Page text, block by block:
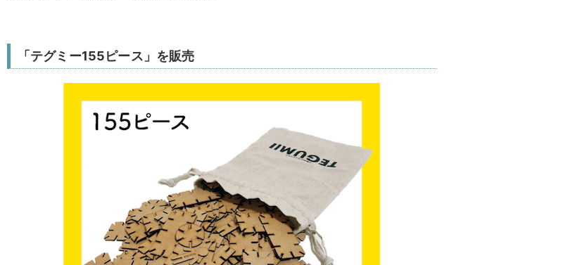
「テグミー155ピース」を販売